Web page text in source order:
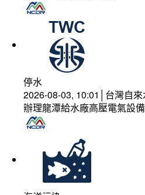
停水
2026-08-03, 10:01│台灣自來
辦理龍潭給水廠高壓電氣設